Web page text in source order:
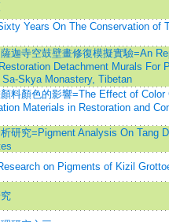
Years On The Conservation of
迦寺空鼓壁畫修復模擬實驗=An
Detachment Murals For
Skya Monastery, Tibetan
料顏色的影響=The Effect of Color
Materials in Restoration and
研究=Pigment Analysis On Tang
on Pigments of Kizil